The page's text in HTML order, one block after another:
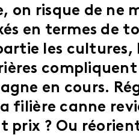
on risque de ne
en termes de
les
en cours.
filière canne
prix ? Ou